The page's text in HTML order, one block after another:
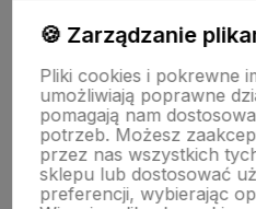
Odpływy liniowe
🍪 Zarządzanie
Pliki cookies i pokrewne
umożliwiają poprawne
pomagają nam
potrzeb. Możesz
przez nas wszystkich
sklepu lub dostosować
preferencji, wybierając